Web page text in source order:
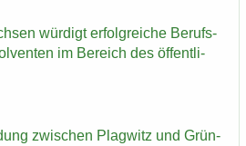
wür­digt er­folg­rei­che Be­rufs­
im Be­reich des öf­fent­li­
zwi­schen Plag­witz und Grün­